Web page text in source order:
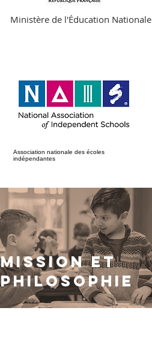
Ministère de l'Éducation Nationale
Association nationale des écoles
indépendantes
Mission et
philosophie